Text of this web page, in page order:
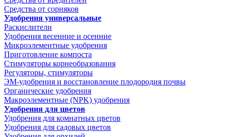
Средства от сорняков
Удобрения универсальные
Раскислители
Удобрения весенние и осенние
Микроэлементные удобрения
Приготовление компоста
Стимуляторы корнеобразования
Регуляторы, стимуляторы
ЭМ-удобрения и восстановление плодородия почвы
Органические удобрения
Макроэлементные (NPK) удобрения
Удобрения для цветов
Удобрения для комнатных цветов
Удобрения для садовых цветов